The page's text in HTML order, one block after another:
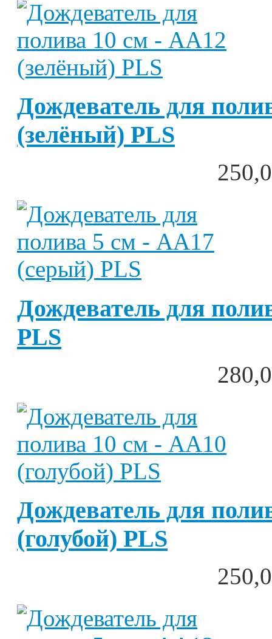
Дождеватель для
(зелёный) PLS
Дождеватель для
PLS
Дождеватель для
(голубой) PLS